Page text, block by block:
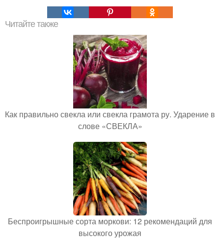
Читайте также
Как правильно свекла или свекла грамота ру. Ударение в
слове «СВЕКЛА»
Беспроигрышные сорта моркови: 12 рекомендаций для
высокого урожая